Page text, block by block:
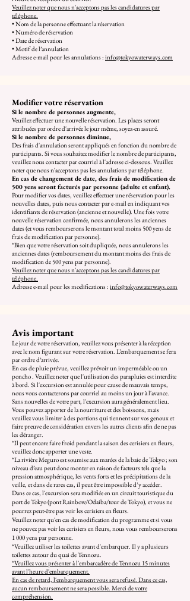
Veuillez noter que nous n'acceptons pas les candidatures par
téléphone.
• Nom de la personne effectuant la réservation
• Numéro de réservation
• Date de réservation
• Motif de l’annulation
Adresse e-mail pour les annulations : info@tokyowaterways.com
Modifier votre réservation
Si le nombre de personnes augmente,
Veuillez effectuer une nouvelle réservation. Les places seront
attribuées par ordre d'arrivée le jour même, soyez-en assuré.
Si le nombre de personnes diminue,
Des frais d'annulation seront appliqués en fonction du nombre de
participants. Si vous souhaitez modifier le nombre de participants,
veuillez nous contacter par courriel à l'adresse ci-dessous. Veuillez
noter que nous n'acceptons pas les annulations par téléphone.
En cas de changement de date, des frais de modification de
500 yens seront facturés par personne (adulte et enfant).
Pour modifier vos dates, veuillez effectuer une réservation pour les
nouvelles dates, puis nous contacter par e-mail en indiquant vos
identifiants de réservation (ancienne et nouvelle). Une fois votre
nouvelle réservation confirmée, nous annulerons les anciennes
dates (et vous rembourserons le montant total moins 500 yens de
frais de modification par personne).
*Bien que votre réservation soit dupliquée, nous annulerons les
anciennes dates (remboursement du montant moins des frais de
modification de 500 yens par personne).
Veuillez noter que nous n'acceptons pas les candidatures par
téléphone.
Adresse e-mail pour les modifications : info@tokyowaterways.com
Avis important
Le jour de votre réservation, veuillez vous présenter à la réception
avec le nom figurant sur votre réservation. L’embarquement se fera
par ordre d’arrivée.
En cas de pluie prévue, veuillez prévoirun imperméable ou un
poncho. Veuillez noter que l'utilisation des parapluies est interdite
à bord. Si l'excursion est annulée pour cause de mauvais temps,
nous vous contacterons par courriel au moins un jour à l'avance.
Sans nouvelles de votre part, l'excursion aura généralement lieu.
Vous pouvez apporter de la nourriture et des boissons, mais
veuillez vous limiter à des portions qui tiennent sur vos genoux et
faire preuve de considération envers les autres clients afin de ne pas
les déranger.
*Il peut encore faire froid pendant la saison des cerisiers en fleurs,
veuillez donc apporter une veste.
*La rivière Meguro est soumise aux marées de la baie de Tokyo ; son
niveau d’eau peut donc monter en raison de facteurs tels que la
pression atmosphérique, les vents forts et les précipitations de la
veille, et dans de rares cas, il peut être impossible d’y accéder.
Dans ce cas, l'excursion sera modifiée en un circuit touristique du
port de Tokyo (pont Rainbow/Odaiba/tour de Tokyo), et vous ne
pourrez peut-être pas voir les cerisiers en fleurs.
Veuillez noter qu'en cas de modification du programme et si vous
ne pouvez pas voir les cerisiers en fleurs, nous vous rembourserons
1 000 yens par personne.
*Veuillez utiliser les toilettes avant d'embarquer. Il y a plusieurs
toilettes autour du quai de Tennozu.
*Veuillez vous présenter à l'embarcadère de Tennozu 15 minutes
avant l'heure d'embarquement.
En cas de retard, l'embarquement vous sera refusé. Dans ce cas,
aucun remboursement ne sera possible. Merci de votre
compréhension.